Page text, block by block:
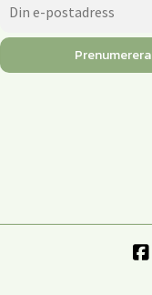
Prenumerera